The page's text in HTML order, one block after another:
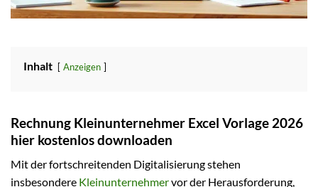
Inhalt Anzeigen
Rechnung Kleinunternehmer Excel Vorlage 2026
hier kostenlos downloaden
Mit der fortschreitenden Digitalisierung stehen
insbesondere Kleinunternehmervor der Herausforderung,